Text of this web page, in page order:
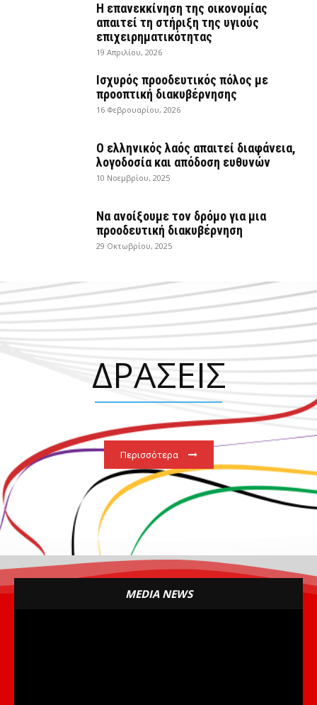
Η επανεκκίνηση της οικονομίας
απαιτεί τη στήριξη της υγιούς
επιχειρηματικότητας
19 Απριλίου, 2026
Ισχυρός προοδευτικός πόλος με
προοπτική διακυβέρνησης
16 Φεβρουαρίου, 2026
Ο ελληνικός λαός απαιτεί διαφάνεια,
λογοδοσία και απόδοση ευθυνών
10 Νοεμβρίου, 2025
Να ανοίξουμε τον δρόμο για μια
προοδευτική διακυβέρνηση
29 Οκτωβρίου, 2025
ΔΡΑΣΕΙΣ
Περισσότερα
MEDIA NEWS